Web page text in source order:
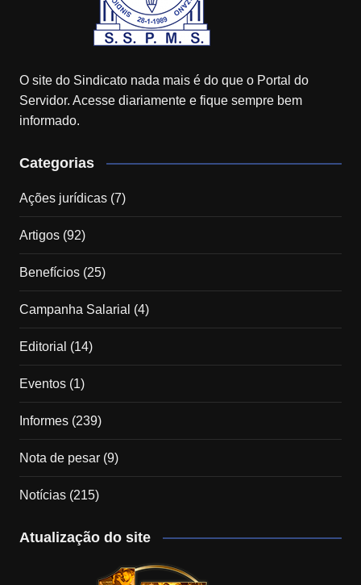
O site do Sindicato nada mais é do que o Portal do
Servidor. Acesse diariamente e fique sempre bem
informado.
Categorias
Ações jurídicas(7)
Artigos(92)
Benefícios(25)
Campanha Salarial (4)
Editorial (14)
Eventos(1)
Informes(239)
Nota de pesar(9)
Notícias(215)
Atualização do site